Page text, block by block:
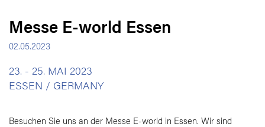
Messe E-world Essen
02.05.2023
23. - 25. MAI 2023
ESSEN / GERMANY
Besuchen Sie uns an der Messe E-world in Essen. Wir sind